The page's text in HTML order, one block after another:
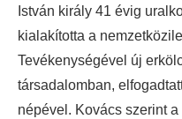
István király 41 évig
kialakította a
Tevékenységével új
társadalomban,
népével. Kovács szerint